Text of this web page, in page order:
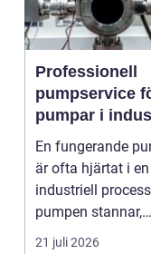
Professionell
pumpservice
pumpar i
En fungerande
är ofta hjärtat i en
industriell
pumpen stannar,
stan...
21 juli 2026